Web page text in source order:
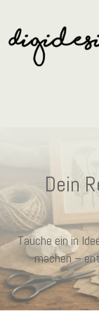
Dein
Tauche ein in
machen –